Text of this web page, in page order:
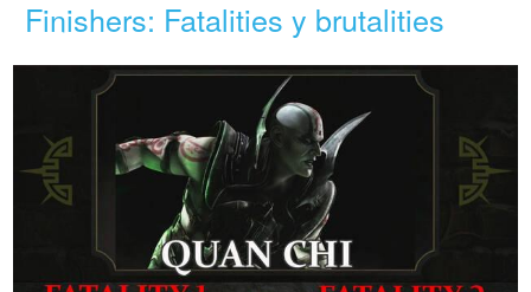
Finishers: Fatalities y brutalities